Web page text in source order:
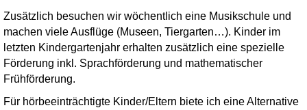
Zusätzlich besuchen wir wöchentlich eine Musikschule und
machen viele Ausflüge (Museen, Tiergarten…). Kinder im
letzten Kindergartenjahr erhalten zusätzlich eine spezielle
Förderung inkl. Sprachförderung und mathematischer
Frühförderung.
Für hörbeeinträchtigte Kinder/Eltern biete ich eine Alternative